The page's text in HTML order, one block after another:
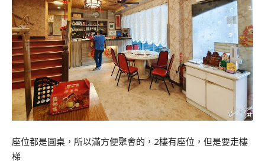
座位都是圓桌，所以滿方便聚會的，2樓有座位，但是要走樓
梯